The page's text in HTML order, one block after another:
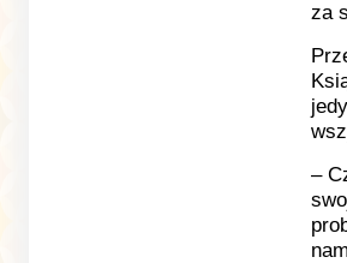
za
–